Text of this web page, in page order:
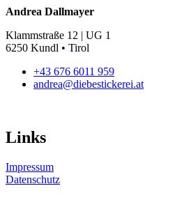
werden
Optionen
auf
der
Produktseite
gewählt
werden
Andrea Dallmayer
Klammstraße 12 | UG 1
6250 Kundl • Tirol
+43 676 6011 959
andrea@diebestickerei.at
Links
Impressum
Datenschutz